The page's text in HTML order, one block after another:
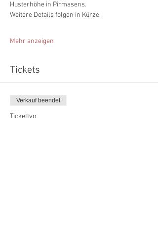
Husterhöhe in Pirmasens.
Weitere Details folgen in Kürze.
Mehr anzeigen
Tickets
Verkauf beendet
Tickettyp